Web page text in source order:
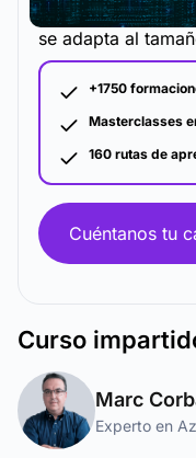
La metodología y
se adapta al
+1750
Masterclasses
160 rutas de
Cuéntanos tu
Curso
Marc
Experto en